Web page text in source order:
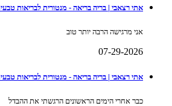
אתי רצאבי | בריה בריאה - מנטורית לבריאות
אני מרגישה הרבה יותר טוב
07-29-2026
אתי רצאבי | בריה בריאה - מנטורית לבריאות
כבר אחרי הימים הראשונים הרגשתי את ההבדל